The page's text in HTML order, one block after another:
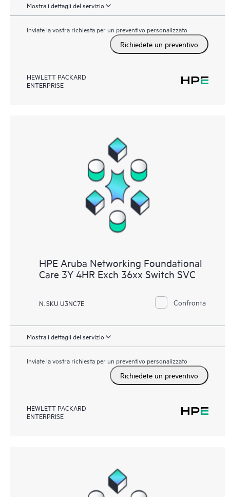
Mostra i dettagli del servizio
Inviate la vostra richiesta per un preventivo personalizzato
Richiedete un preventivo
HEWLETT PACKARD
ENTERPRISE
HPE Aruba Networking Foundational
Care 3Y 4HR Exch 36xx Switch SVC
N. SKU U3NC7E Confronta
Mostra i dettagli del servizio
Inviate la vostra richiesta per un preventivo personalizzato
Richiedete un preventivo
HEWLETT PACKARD
ENTERPRISE